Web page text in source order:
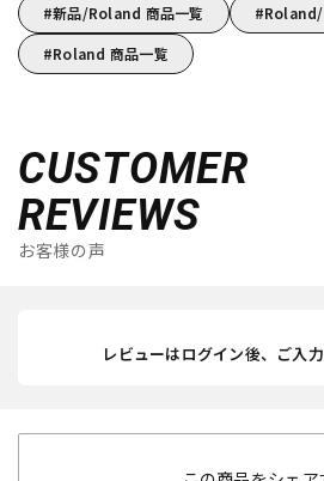
新品/Roland 商品一覧
Roland/
Roland 商品一覧
CUSTOMER
REVIEWS
お客様の声
レビューはログイン後、ご入力